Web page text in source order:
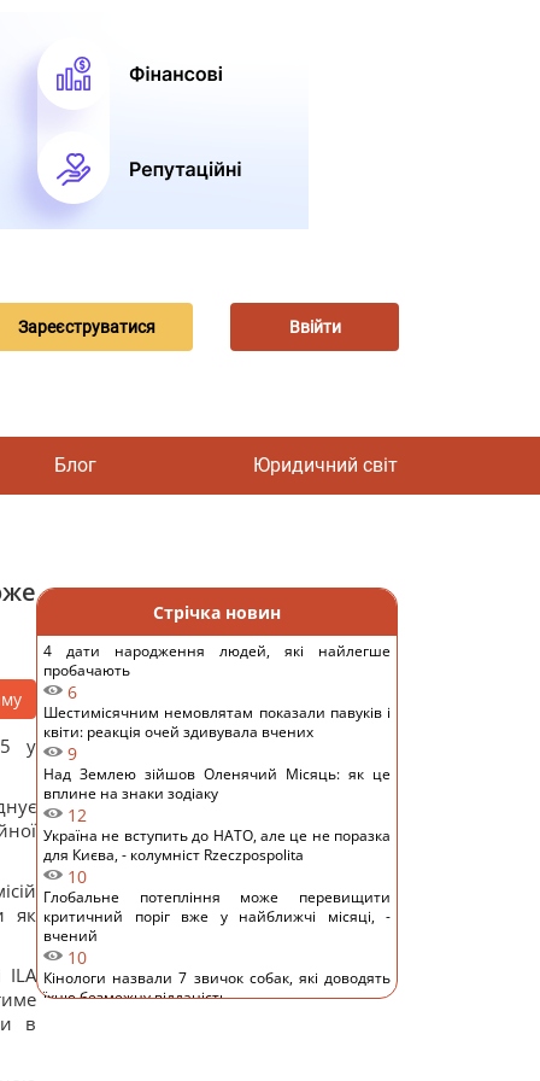
Зареєструватися Ввійти
Блог Юридичний світ
у
як
ILA
в
Стрічка новин
4 дати народження людей, які найлегше
пробачають
6
Шестимісячним немовлятам показали павуків і
квіти: реакція очей здивувала вчених
9
Над Землею зійшов Оленячий Місяць: як це
вплине на знаки зодіаку
12
Україна не вступить до НАТО, але це не поразка
для Києва, - колумніст Rzeczpospolita
10
Глобальне потепління може перевищити
критичний поріг вже у найближчі місяці, -
вчений
10
Кінологи назвали 7 звичок собак, які доводять
їхню безмежну відданість